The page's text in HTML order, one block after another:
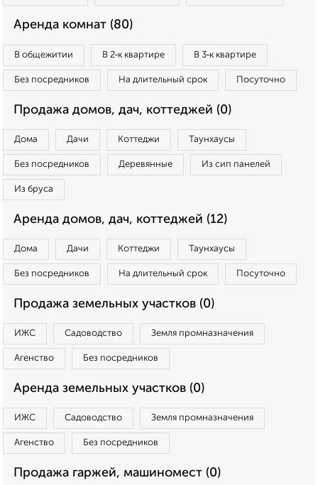
Аренда комнат (80)
В общежитии В 2‑к квартире В 3‑к квартире
Без посредников На длительный срок Посуточно
Продажа домов, дач, коттеджей (0)
Дома Дачи Коттеджи Таунхаусы
Без посредников Деревянные Из сип панелей
Из бруса
Аренда домов, дач, коттеджей (12)
Дома Дачи Коттеджи Таунхаусы
Без посредников На длительный срок Посуточно
Продажа земельных участков (0)
ИЖС Садоводство Земля промназначения
Агенство Без посредников
Аренда земельных участков (0)
ИЖС Садоводство Земля промназначения
Агенство Без посредников
Продажа гаржей, машиномест (0)